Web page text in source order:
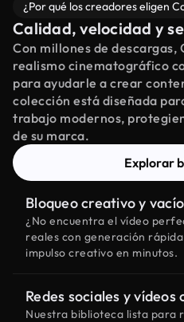
¿Por qué los creadores eligen
Calidad, velocidad y
Con millones de descargas,
realismo cinematográfico
para ayudarle a crear
colección está diseñada
trabajo modernos,
de su marca.
Explorar
Bloqueo creativo y
¿No encuentra el vídeo
reales con generación
impulso creativo en minutos.
Redes sociales y vídeos
Nuestra biblioteca lista para